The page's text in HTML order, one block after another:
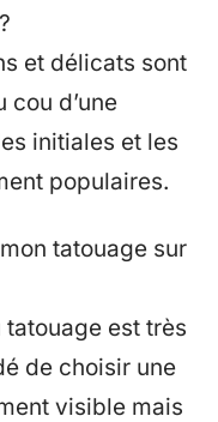
et délicats sont
d’une
initiales et les
populaires.
tatouage sur
est très
de choisir une
visible mais